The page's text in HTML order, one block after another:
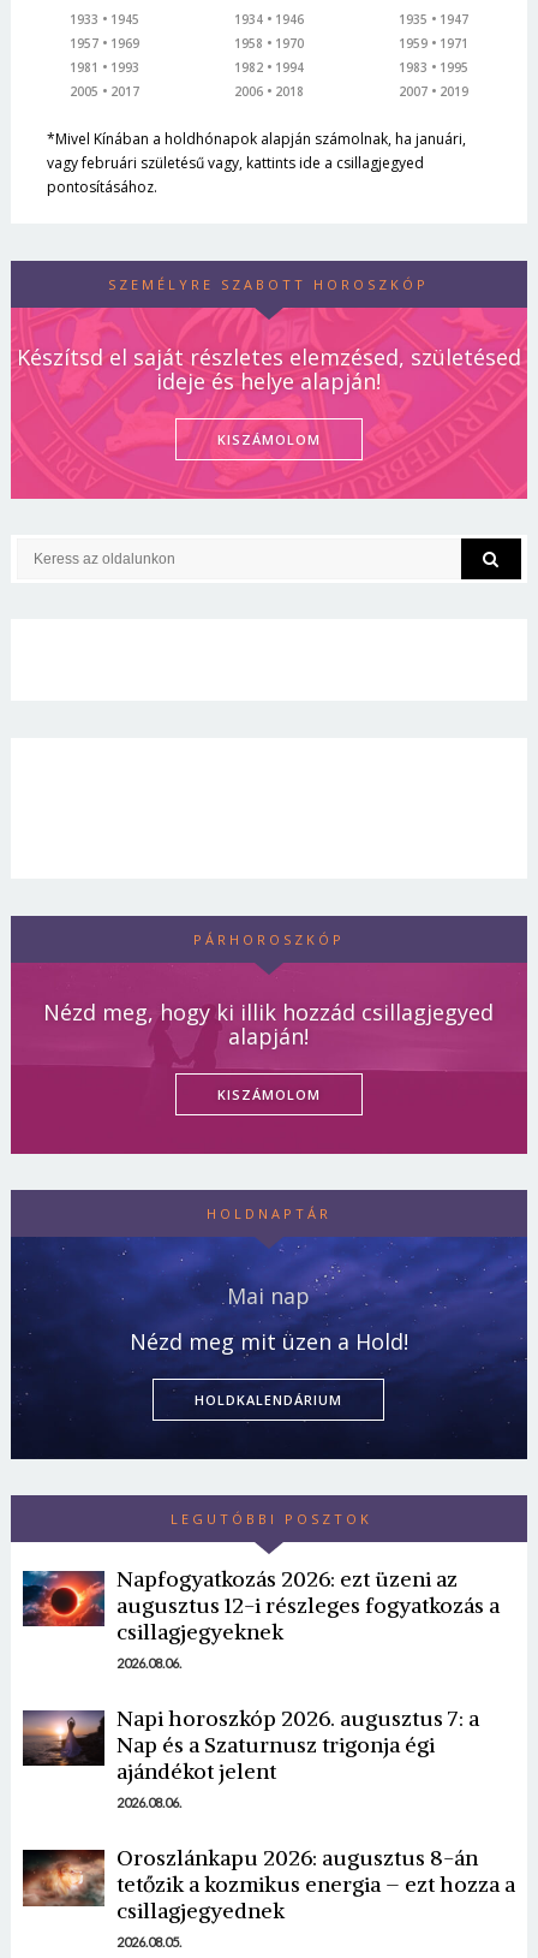
1933
1945
1957
1969
1981
1993
2005
2017
1934
1946
1958
1970
1982
1994
2006
2018
1935
1947
1959
1971
1983
1995
2007
2019
*Mivel Kínában a holdhónapok alapján számolnak, ha januári,
vagy februári születésű vagy, kattints ide a csillagjegyed
pontosításához.
SZEMÉLYRE SZABOTT HOROSZKÓP
Készítsd el saját részletes elemzésed, születésed
ideje és helye alapján!
KISZÁMOLOM
PÁRHOROSZKÓP
Nézd meg, hogy ki illik hozzád csillagjegyed
alapján!
KISZÁMOLOM
HOLDNAPTÁR
Mai nap
Nézd meg mit üzen a Hold!
HOLDKALENDÁRIUM
LEGUTÓBBI POSZTOK
Napfogyatkozás 2026: ezt üzeni az
augusztus 12-i részleges fogyatkozás a
csillagjegyeknek
2026.08.06.
Napi horoszkóp 2026. augusztus 7: a
Nap és a Szaturnusz trigonja égi
ajándékot jelent
2026.08.06.
Oroszlánkapu 2026: augusztus 8-án
tetőzik a kozmikus energia – ezt hozza a
csillagjegyednek
2026.08.05.
Borsonline bejelentkezés